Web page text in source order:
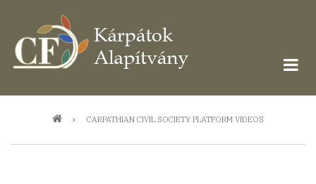
tartalomra
Morzsa CARPATHIAN CIVIL SOCIETY PLATFORM VIDEOS